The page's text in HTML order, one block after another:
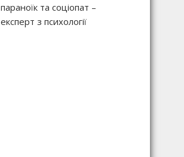
параноїк та соціопат –
експерт з психології